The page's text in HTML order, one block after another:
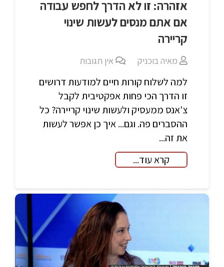
אזהרה: זו לא הדרך לחפש עבודה
אם אתם מנסים לעשות שינוי
קריירה
מאיה בוכניק אין תגובות
למה לשלוח קורות חיים למודעות דרושים
זו הדרך הכי פחות אפקטיבית לקבל
צ'אנס ממעסיק ולעשות שינוי קריירה? כל
ההסברים פה. וגם... איך כן אפשר לעשות
את זה...
קרא עוד...